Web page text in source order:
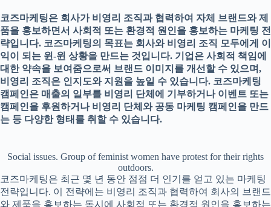
코즈마케팅은 회사가 비영리 조직과 협력하여 자체 브랜드와 제
품을 홍보하면서 사회적 또는 환경적 원인을 홍보하는 마케팅 전
략입니다. 코즈마케팅의 목표는 회사와 비영리 조직 모두에게 이
익이 되는 윈-윈 상황을 만드는 것입니다. 기업은 사회적 책임에
대한 약속을 보여줌으로써 브랜드 이미지를 개선할 수 있으며,
비영리 조직은 인지도와 지원을 높일 수 있습니다. 코즈마케팅
캠페인은 매출의 일부를 비영리 단체에 기부하거나 이벤트 또는
캠페인을 후원하거나 비영리 단체와 공동 마케팅 캠페인을 만드
는 등 다양한 형태를 취할 수 있습니다.
Social issues. Group of feminist women have protest for their rights
outdoors.
코즈마케팅은 최근 몇 년 동안 점점 더 인기를 얻고 있는 마케팅
전략입니다. 이 전략에는 비영리 조직과 협력하여 회사의 브랜드
와 제품을 홍보하는 동시에 사회적 또는 환경적 원인을 홍보하는